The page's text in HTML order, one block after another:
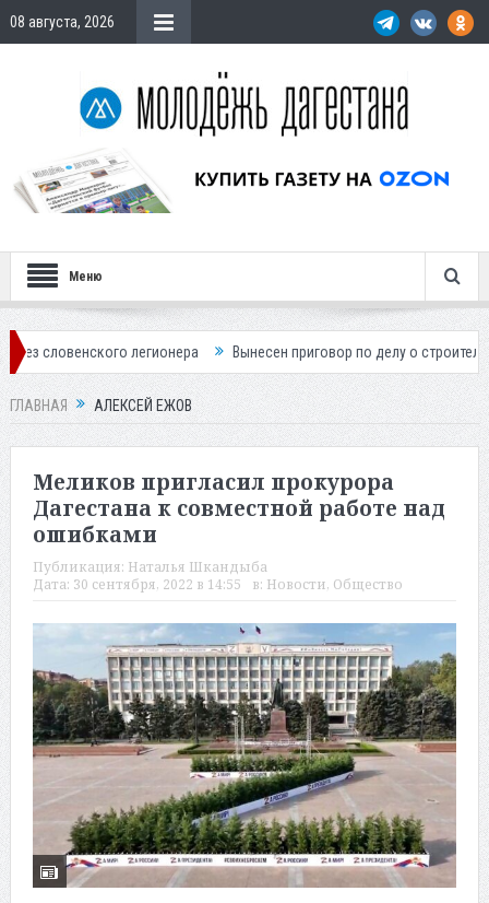
08 августа, 2026
Меню
легионера Вынесен приговор по делу о строительстве
ГЛАВНАЯ АЛЕКСЕЙ ЕЖОВ
Меликов пригласил прокурора
Дагестана к совместной работе над
ошибками
Публикация: Наталья Шкандыба
Дата: 30 сентября, 2022 в 14:55 в: Новости, Общество